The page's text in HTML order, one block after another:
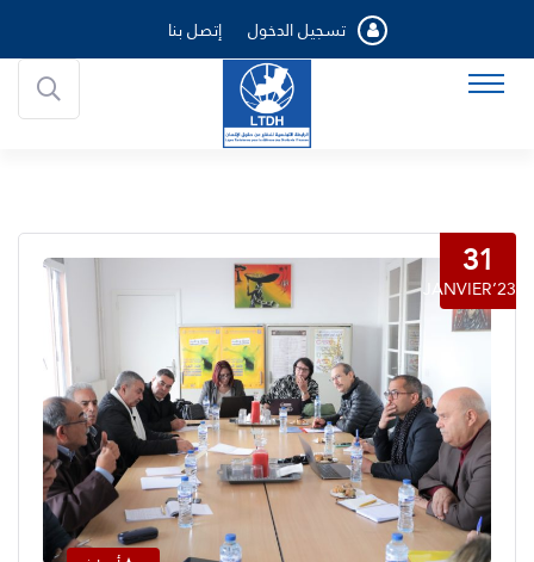
تسجيل الدخول إتصل بنا
31
JANVIER’23